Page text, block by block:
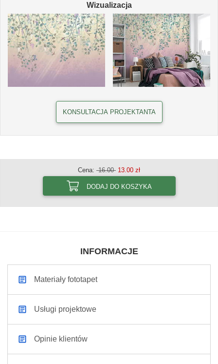
Wizualizacja
KONSULTACJA PROJEKTANTA
Cena: 16.00 13.00 zł
DODAJ DO KOSZYKA
INFORMACJE
Materiały fototapet
Usługi projektowe
Opinie klientów